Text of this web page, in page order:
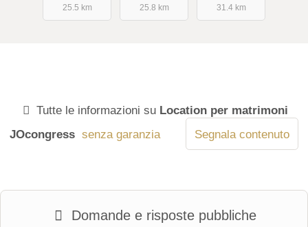
25.5 km
25.8 km
31.4 km
Tutte le informazioni su Location per matrimoni
JOcongress senza garanzia Segnala contenuto
Domande e risposte pubbliche